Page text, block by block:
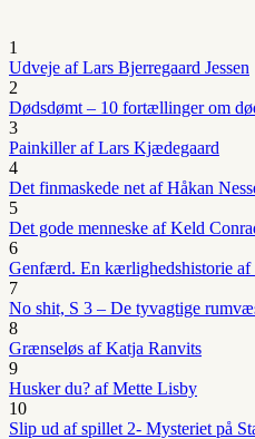
1
Udveje af Lars Bjerregaard Jessen
2
Dødsdømt – 10 fortællinger om
3
Painkiller af Lars Kjædegaard
4
Det finmaskede net af Håkan
5
Det gode menneske af Keld
6
Genfærd. En kærlighedshistorie af
7
No shit, S 3 – De tyvagtige
8
Grænseløs af Katja Ranvits
9
Husker du? af Mette Lisby
10
Slip ud af spillet 2- Mysteriet på